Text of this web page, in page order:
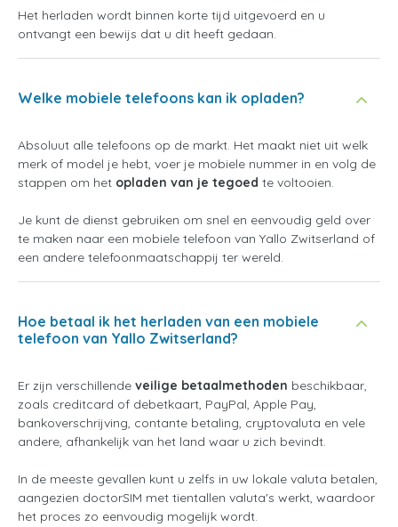
Het herladen wordt binnen korte tijd uitgevoerd en u
ontvangt een bewijs dat u dit heeft gedaan.
Welke mobiele telefoons kan ik opladen?
Absoluut alle telefoons op de markt. Het maakt niet uit welk
merk of model je hebt, voer je mobiele nummer in en volg de
stappen om het opladen van je tegoed te voltooien.
Je kunt de dienst gebruiken om snel en eenvoudig geld over
te maken naar een mobiele telefoon van Yallo Zwitserland of
een andere telefoonmaatschappij ter wereld.
Hoe betaal ik het herladen van een mobiele
telefoon van Yallo Zwitserland?
Er zijn verschillende veilige betaalmethoden beschikbaar,
zoals creditcard of debetkaart, PayPal, Apple Pay,
bankoverschrijving, contante betaling, cryptovaluta en vele
andere, afhankelijk van het land waar u zich bevindt.
In de meeste gevallen kunt u zelfs in uw lokale valuta betalen,
aangezien doctorSIM met tientallen valuta's werkt, waardoor
het proces zo eenvoudig mogelijk wordt.